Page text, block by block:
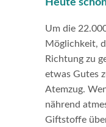
Heute
Um die
Möglichkeit,
Richtung zu
etwas Gutes
Atemzug.
nährend
Giftstoffe